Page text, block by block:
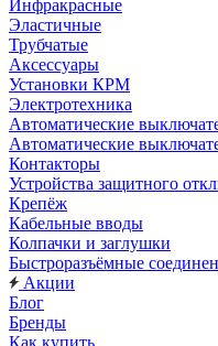
Инфракрасные
Эластичные
Трубчатые
Аксессуары
Установки КРМ
Электротехника
Автоматические
Автоматические
Контакторы
Устройства защитного
Крепёж
Кабельные вводы
Колпачки и заглушки
Быстроразъёмные
Акции
Блог
Бренды
Как купить